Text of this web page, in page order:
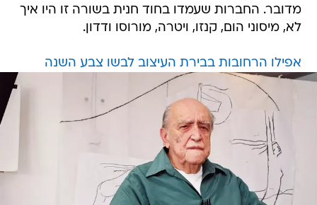
מדובר. החברות שעמדו בחוד חנית בשורה זו היו איך
לא, מיסוני הום, קנזו, ויטרה, מורוסו ודדון.
אפילו הרחובות בבירת העיצוב לבשו צבע השנה